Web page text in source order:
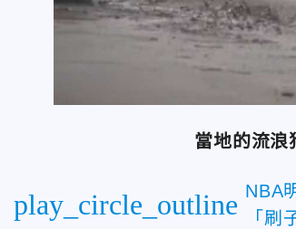
當地的流浪
play_circle_outline NBA
「刷